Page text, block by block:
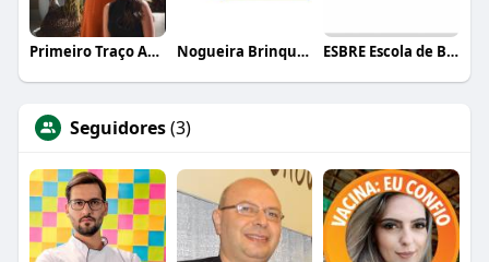
Primeiro Traço Arquitetura Nogueira Brinquedos ESBRE Escola de Bares e Restaurantes
Seguidores(3)